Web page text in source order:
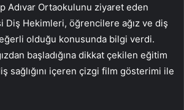
Adıvar Ortaokulunu ziyaret eden
Diş Hekimleri, öğrencilere ağız ve diş
olduğu konusunda bilgi verdi.
başladığına dikkat çekilen eğitim
sağlığını içeren çizgi film gösterimi ile